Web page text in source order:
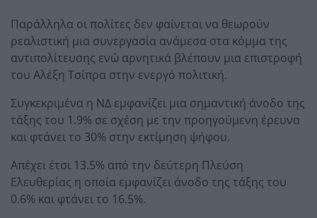
Παράλληλα οι πολίτες δεν φαίνεται να θεωρούν
ρεαλιστική μια συνεργασία ανάμεσα στα κόμμα της
αντιπολίτευσης ενώ αρνητικά βλέπουν μια επιστροφή
του Αλέξη Τσίπρα στην ενεργό πολιτική.
Συγκεκριμένα η ΝΔ εμφανίζει μια σημαντική άνοδο της
τάξης του 1.9% σε σχέση με την προηγούμενη έρευνα
και φτάνει το 30% στην εκτίμηση ψήφου.
Απέχει έτσι 13.5% από την δεύτερη Πλεύση
Ελευθερίας η οποία εμφανίζει άνοδο της τάξης του
0.6% και φτάνει το 16.5%.